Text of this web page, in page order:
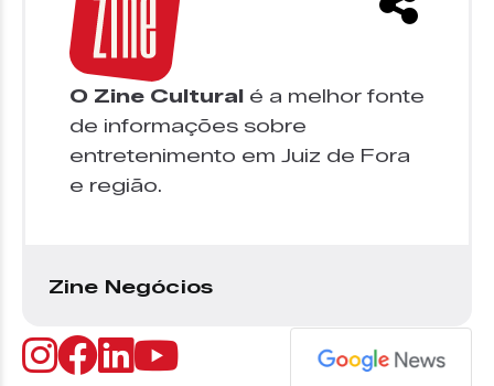
O Zine Cultural é a melhor fonte
de informações sobre
entretenimento em Juiz de Fora
e região.
Zine Negócios